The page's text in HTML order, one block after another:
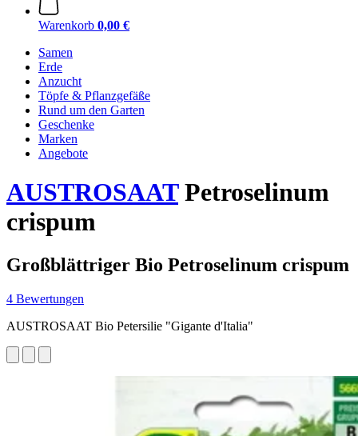
Warenkorb 0,00 €
Samen
Erde
Anzucht
Töpfe & Pflanzgefäße
Rund um den Garten
Geschenke
Marken
Angebote
AUSTROSAATPetroselinum
crispum
Großblättriger Bio Petroselinum crispum
4 Bewertungen
AUSTROSAAT Bio Petersilie "Gigante d'Italia"